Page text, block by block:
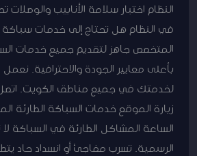
النظام اختبار سلامة الأنابيب
في النظام هل تحتاج إلى خدمات سباكة
المتخصص جاهز لتقديم جميع خدمات
بأعلى معايير الجودة والاحترافية.
زيارة الموقع خدمات السباكة الطارئة
الساعة المشاكل الطارئة في السباكة لا
الرسمية. تسرب مفاجئ أو انسداد حاد